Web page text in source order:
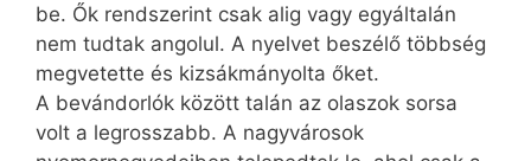
be. Ők rendszerint csak alig vagy egyáltalán
nem tudtak angolul. A nyelvet beszélő többség
megvetette és kizsákmányolta őket.
A bevándorlók között talán az olaszok sorsa
volt a legrosszabb. A nagyvárosok